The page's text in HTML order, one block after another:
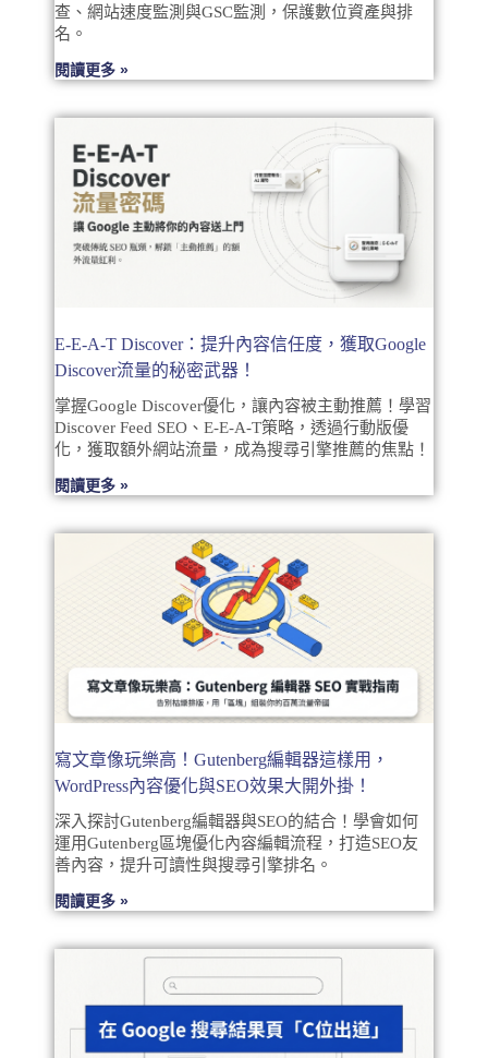
查、網站速度監測與GSC監測，保護數位資產與排
名。
閱讀更多 »
E-E-A-T Discover：提升內容信任度，獲取Google
Discover流量的秘密武器！
掌握Google Discover優化，讓內容被主動推薦！學習
Discover Feed SEO、E-E-A-T策略，透過行動版優
化，獲取額外網站流量，成為搜尋引擎推薦的焦點！
閱讀更多 »
寫文章像玩樂高！Gutenberg編輯器這樣用，
WordPress內容優化與SEO效果大開外掛！
深入探討Gutenberg編輯器與SEO的結合！學會如何
運用Gutenberg區塊優化內容編輯流程，打造SEO友
善內容，提升可讀性與搜尋引擎排名。
閱讀更多 »